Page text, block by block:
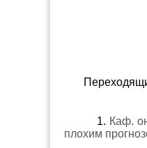
1. Каф.
плохим